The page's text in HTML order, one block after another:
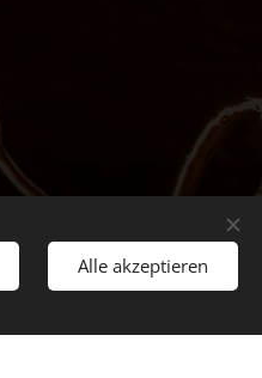
Alle akzeptieren